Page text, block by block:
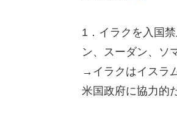
1．イラクを入国
ン、スーダン、ソ
→イラクはイスラ
米国政府に協力的